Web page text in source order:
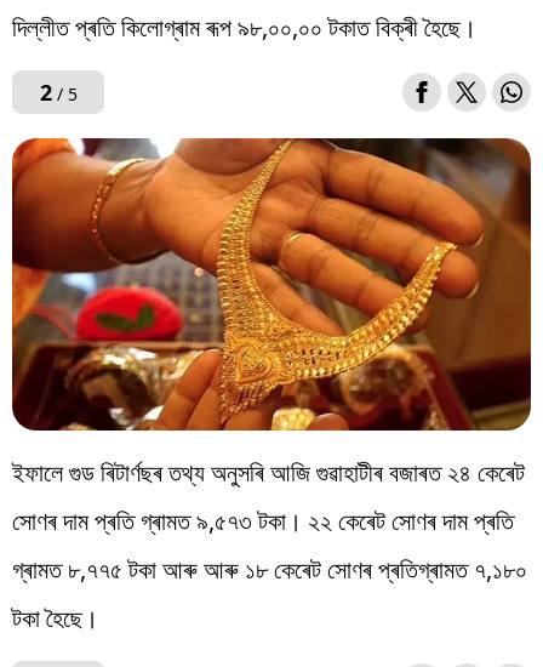
দিল্লীত প্ৰতি কিলোগ্ৰাম ৰূপ ৯৮,০০,০০ টকাত বিক্ৰী হৈছে।
2/ 5
ইফালে গুড ৰিটাৰ্ণছৰ তথ্য অনুসৰি আজি গুৱাহাটীৰ বজাৰত ২৪ কেৰেট
সোণৰ দাম প্ৰতি গ্ৰামত ৯,৫৭৩ টকা। ২২ কেৰেট সোণৰ দাম প্ৰতি
গ্ৰামত ৮,৭৭৫ টকা আৰু আৰু ১৮ কেৰেট সোণৰ প্ৰতিগ্ৰামত ৭,১৮০
টকা হৈছে।